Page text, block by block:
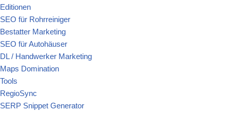
Editionen
SEO für Rohrreiniger
Bestatter Marketing
SEO für Autohäuser
DL / Handwerker Marketing
Maps Domination
Tools
RegioSync
SERP Snippet Generator